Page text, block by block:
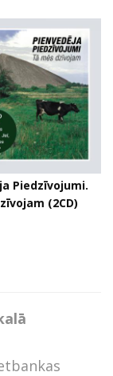
Piedzīvojumi.
(2CD)